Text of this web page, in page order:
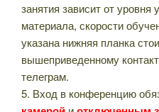
занятия зависит от уровня
материала, скорости
указана нижняя планка
вышеприведенному
телеграм.
5. Вход в конференцию